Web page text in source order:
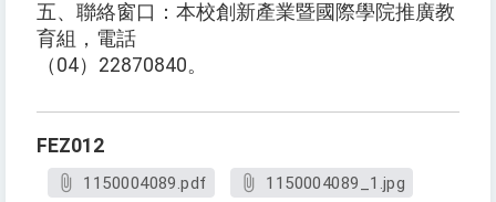
五、聯絡窗口：本校創新產業暨國際學院推廣教
育組，電話
（04）22870840。
FEZ012
1150004089.pdf
1150004089_1.jpg